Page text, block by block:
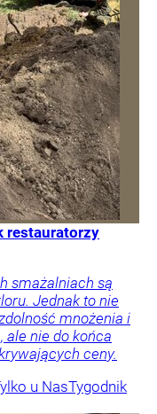
restauratorzy
smażalniach są
Jednak to nie
mnożenia i
ale nie do końca
ceny.
u NasTygodnik